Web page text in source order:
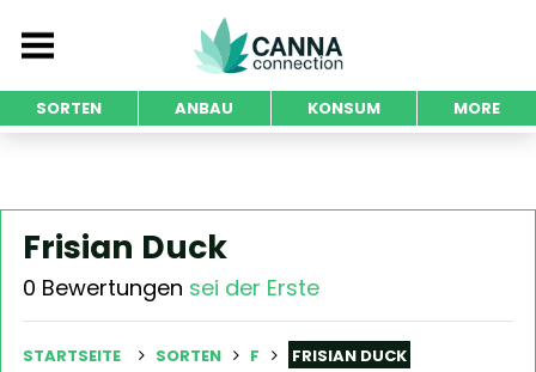
SORTEN ANBAU KONSUM MORE
Frisian Duck
0 Bewertungen sei der Erste
STARTSEITE SORTEN F FRISIAN DUCK